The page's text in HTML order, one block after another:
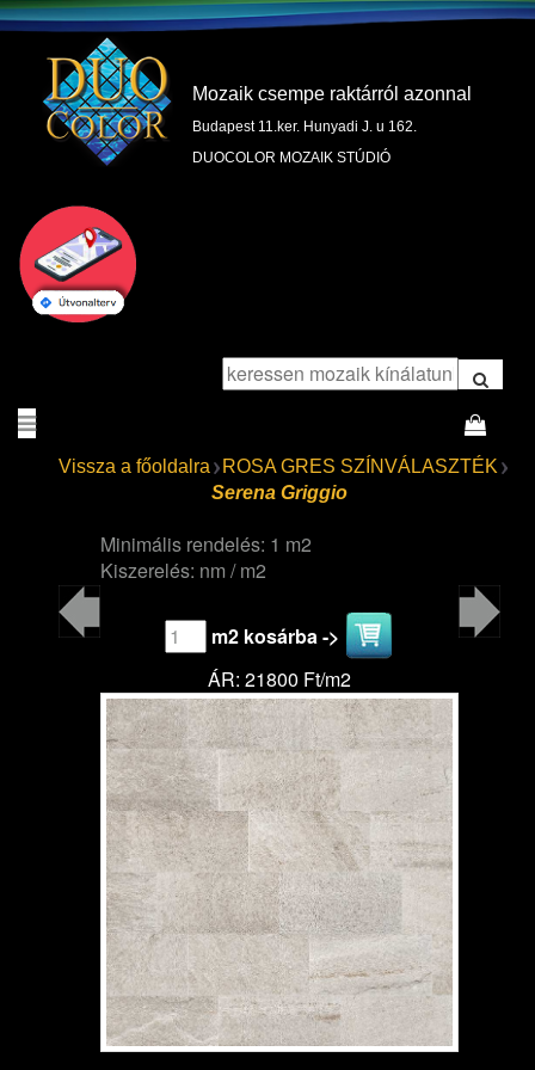
Mozaik csempe raktárról azonnal
Budapest 11.ker. Hunyadi J. u 162.
DUOCOLOR MOZAIK STÚDIÓ
Vissza a főoldalra
ROSA GRES SZÍNVÁLASZTÉK
Serena Griggio
Minimális rendelés: 1 m2
Kiszerelés: nm / m2
m2 kosárba ->
ÁR: 21800 Ft/m2